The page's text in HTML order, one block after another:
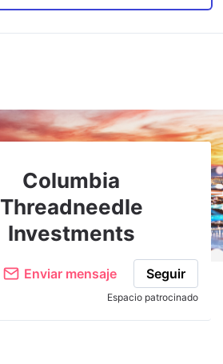
Columbia
Threadneedle
Investments
Enviar mensaje Seguir
Espacio patrocinado